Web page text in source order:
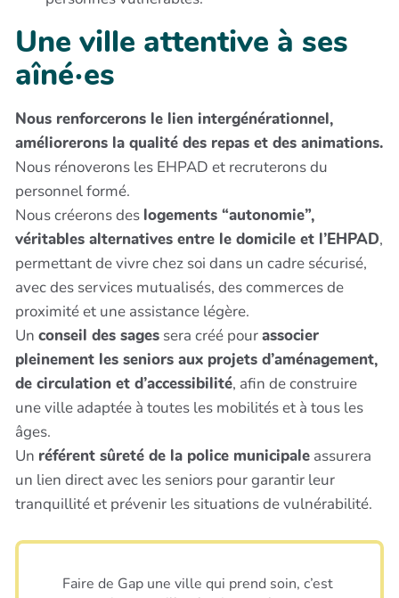
Une ville attentive à ses
aîné·es
Nous renforcerons le lien intergénérationnel,
améliorerons la qualité des repas et des animations.
Nous rénoverons les EHPAD et recruterons du
personnel formé.
Nous créerons des logements “autonomie”,
véritables alternatives entre le domicile et l’EHPAD,
permettant de vivre chez soi dans un cadre sécurisé,
avec des services mutualisés, des commerces de
proximité et une assistance légère.
Un conseil des sages sera créé pourassocier
pleinement les seniors aux projets d’aménagement,
de circulation et d’accessibilité, afin de construire
une ville adaptée à toutes les mobilités et à tous les
âges.
Un référent sûreté de la police municipale assurera
un lien direct avec les seniors pour garantir leur
tranquillité et prévenir les situations de vulnérabilité.
Faire de Gap une ville qui prend soin, c’est